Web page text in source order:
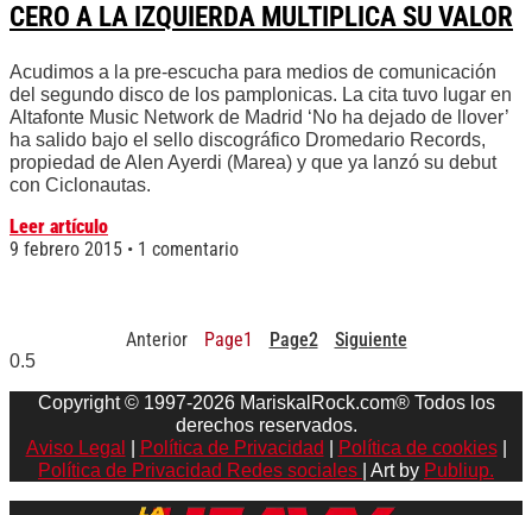
CERO A LA IZQUIERDA MULTIPLICA SU VALOR
Acudimos a la pre-escucha para medios de comunicación
del segundo disco de los pamplonicas. La cita tuvo lugar en
Altafonte Music Network de Madrid ‘No ha dejado de llover’
ha salido bajo el sello discográfico Dromedario Records,
propiedad de Alen Ayerdi (Marea) y que ya lanzó su debut
con Ciclonautas.
Leer artículo
9 febrero 2015
1 comentario
Anterior Page1 Page2 Siguiente
Copyright © 1997-2026 MariskalRock.com® Todos los
derechos reservados.
Aviso Legal
Política de Privacidad Política de cookies|
Política de Privacidad Redes sociales
| Art by Publiup.